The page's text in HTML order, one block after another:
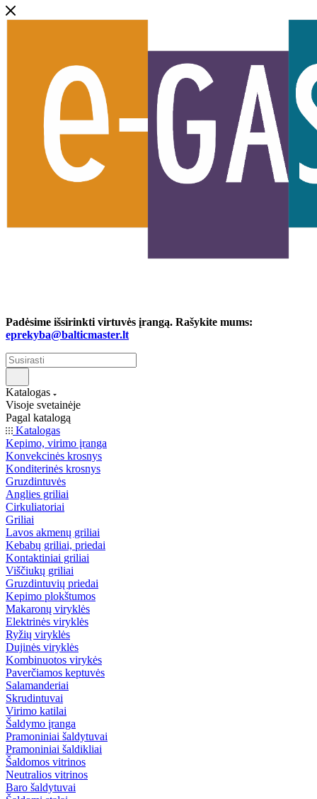
Padėsime išsirinkti virtuvės įrangą. Rašykite mums:
eprekyba@balticmaster.lt
Katalogas
Visoje svetainėje
Pagal katalogą
Katalogas
Kepimo, virimo įranga
Konvekcinės krosnys
Konditerinės krosnys
Gruzdintuvės
Anglies griliai
Cirkuliatoriai
Griliai
Lavos akmenų griliai
Kebabų griliai, priedai
Kontaktiniai griliai
Viščiukų griliai
Gruzdintuvių priedai
Kepimo plokštumos
Makaronų viryklės
Elektrinės viryklės
Ryžių viryklės
Dujinės viryklės
Kombinuotos virykės
Paverčiamos keptuvės
Salamanderiai
Skrudintuvai
Virimo katilai
Šaldymo įranga
Pramoniniai šaldytuvai
Pramoniniai šaldikliai
Šaldomos vitrinos
Neutralios vitrinos
Baro šaldytuvai